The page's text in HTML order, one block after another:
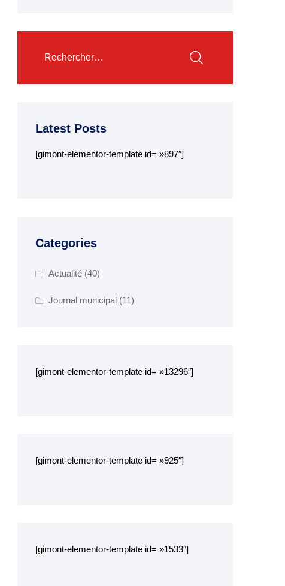
Latest Posts
[gimont-elementor-template id= »897″]
Categories
Actualité(40)
Journal municipal(11)
[gimont-elementor-template id= »13296″]
[gimont-elementor-template id= »925″]
[gimont-elementor-template id= »1533″]